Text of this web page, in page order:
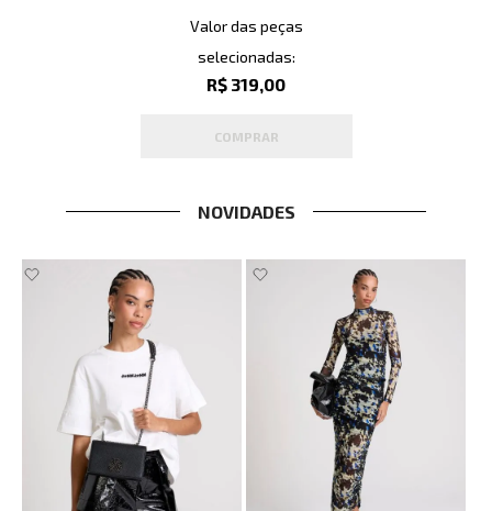
Valor das peças
selecionadas:
R$ 319,00
COMPRAR
NOVIDADES